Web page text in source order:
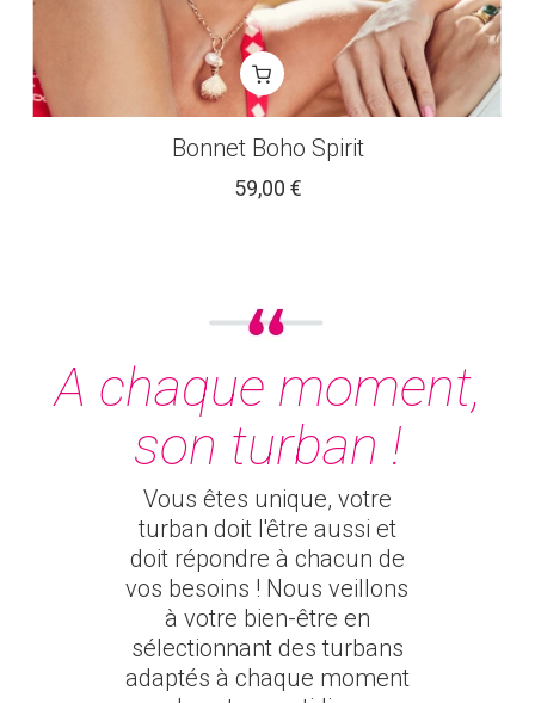
Bonnet Boho Spirit
59,00 €
A chaque moment,
son turban !
Vous êtes unique, votre
turban doit l'être aussi et
doit répondre à chacun de
vos besoins ! Nous veillons
à votre bien-être en
sélectionnant des turbans
adaptés à chaque moment